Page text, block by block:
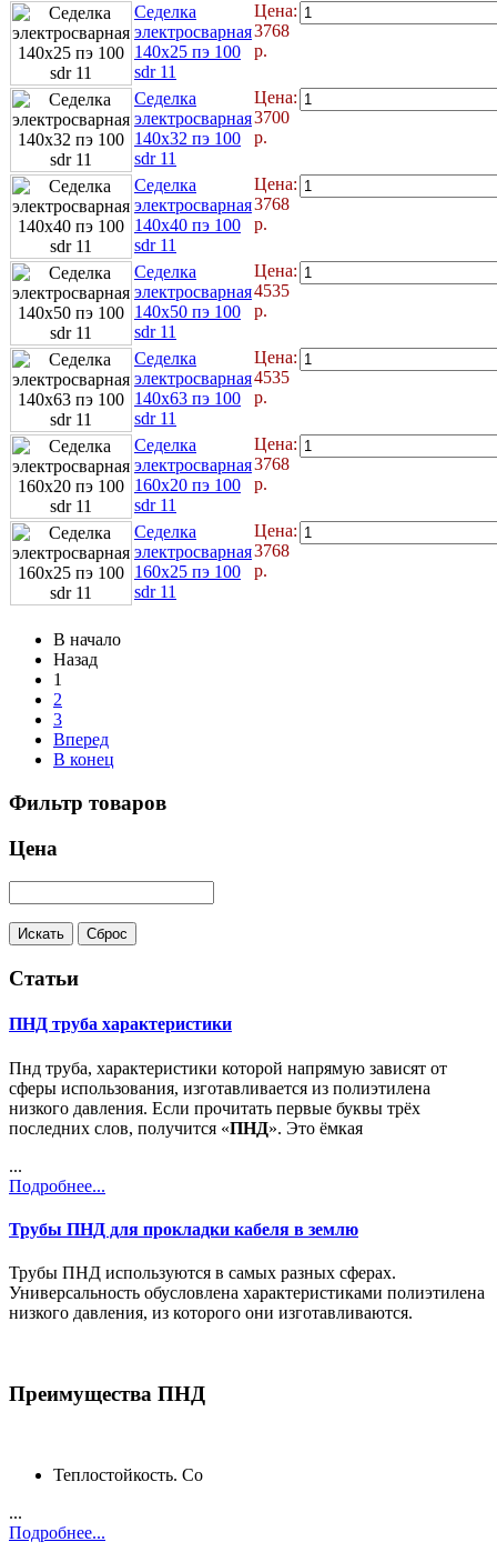
Седелка
электросварная
140x25 пэ 100
sdr 11
Цена:
3768
р.
Седелка
электросварная
140x32 пэ 100
sdr 11
Цена:
3700
р.
Седелка
электросварная
140x40 пэ 100
sdr 11
Цена:
3768
р.
Седелка
электросварная
140x50 пэ 100
sdr 11
Цена:
4535
р.
Седелка
электросварная
140x63 пэ 100
sdr 11
Цена:
4535
р.
Седелка
электросварная
160x20 пэ 100
sdr 11
Цена:
3768
р.
Седелка
электросварная
160x25 пэ 100
sdr 11
Цена:
3768
р.
В начало
Назад
1
2
3
Вперед
В конец
Фильтр товаров
Цена
Статьи
ПНД труба характеристики
Пнд труба, характеристики которой напрямую зависят от
сферы использования, изготавливается из полиэтилена
низкого давления. Если прочитать первые буквы трёх
последних слов, получится «ПНД». Это ёмкая
...
Подробнее...
Трубы ПНД для прокладки кабеля в землю
Трубы ПНД используются в самых разных сферах.
Универсальность обусловлена характеристиками полиэтилена
низкого давления, из которого они изготавливаются.
Преимущества ПНД
Теплостойкость. Со
...
Подробнее...